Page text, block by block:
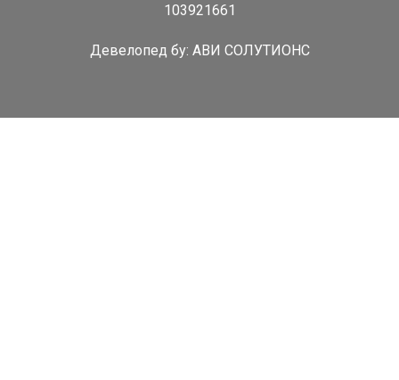
103921661
Девелопед бy: АВИ СОЛУТИОНС